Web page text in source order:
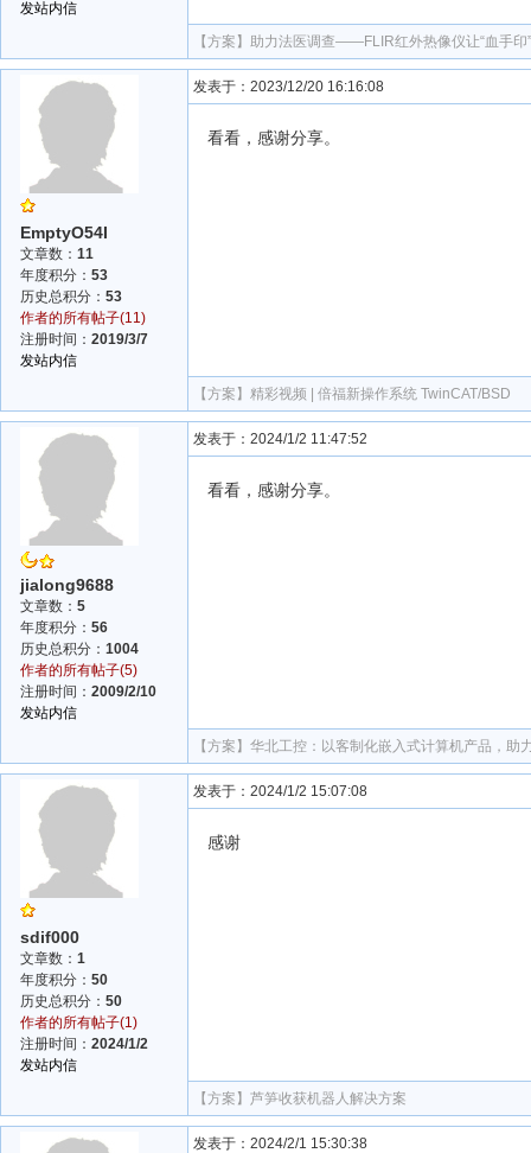
发站内信
【方案】 助力法医调查——FLIR红外热像仪让“血手印
EmptyO54I
文章数： 11
年度积分： 53
历史总积分： 53
作者的所有帖子(11)
注册时间： 2019/3/7
发站内信
发表于：2023/12/20 16:16:08
看看，感谢分享。
【方案】 精彩视频 | 倍福新操作系统 TwinCAT/BSD
jialong9688
文章数： 5
年度积分： 56
历史总积分： 1004
作者的所有帖子(5)
注册时间： 2009/2/10
发站内信
发表于：2024/1/2 11:47:52
看看，感谢分享。
【方案】 华北工控：以客制化嵌入式计算机产品，助
sdif000
文章数： 1
年度积分： 50
历史总积分： 50
作者的所有帖子(1)
注册时间： 2024/1/2
发站内信
发表于：2024/1/2 15:07:08
感谢
【方案】 芦笋收获机器人解决方案
发表于：2024/2/1 15:30:38